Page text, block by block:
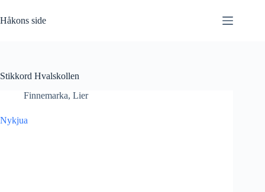
til
innholdet
Håkons side
Stikkord Hvalskollen
Finnemarka, Lier
Nykjua